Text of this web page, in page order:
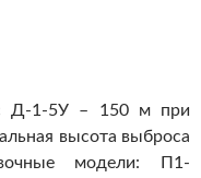
Д-1-5У – 150 м при
высота выброса
модели: П1-